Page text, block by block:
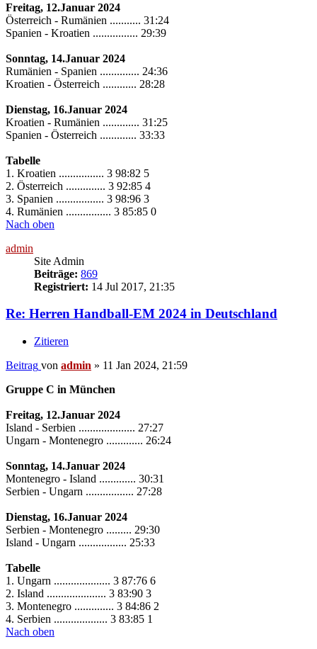
Freitag, 12.Januar 2024
Österreich - Rumänien ........... 31:24
Spanien - Kroatien ................ 29:39
Sonntag, 14.Januar 2024
Rumänien - Spanien .............. 24:36
Kroatien - Österreich ............ 28:28
Dienstag, 16.Januar 2024
Kroatien - Rumänien ............. 31:25
Spanien - Österreich ............. 33:33
Tabelle
1. Kroatien ................ 3 98:82 5
2. Österreich .............. 3 92:85 4
3. Spanien ................. 3 98:96 3
4. Rumänien ................ 3 85:85 0
Nach oben
admin
Site Admin
Beiträge: 869
Registriert: 14 Jul 2017, 21:35
Re: Herren Handball-EM 2024 in Deutschland
Zitieren
Beitrag von admin » 11 Jan 2024, 21:59
Gruppe C in München
Freitag, 12.Januar 2024
Island - Serbien .................... 27:27
Ungarn - Montenegro ............. 26:24
Sonntag, 14.Januar 2024
Montenegro - Island ............. 30:31
Serbien - Ungarn ................. 27:28
Dienstag, 16.Januar 2024
Serbien - Montenegro ......... 29:30
Island - Ungarn ................. 25:33
Tabelle
1. Ungarn .................... 3 87:76 6
2. Island ..................... 3 83:90 3
3. Montenegro .............. 3 84:86 2
4. Serbien ................... 3 83:85 1
Nach oben